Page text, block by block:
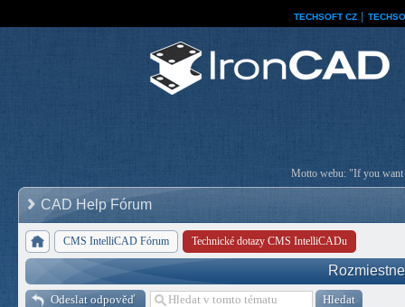
TECHSOFT CZ
Motto webu: "If you want
CAD Help Fórum
CMS IntelliCAD Fórum Technické dotazy CMS IntelliCADu
Odeslat odpověď